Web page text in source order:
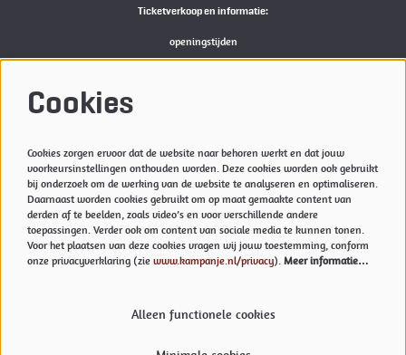
Ticketverkoop en informatie:
openingstijden
Bekijkhierde actuele openingstijden van de Kampanje
Privacyverklaring & Cookies
Techniek
Vacatures
Volg ons
Cookies
Cookies zorgen ervoor dat de website naar behoren werkt en dat jouw
voorkeursinstellingen onthouden worden. Deze cookies worden ook gebruikt
bij onderzoek om de werking van de website te analyseren en optimaliseren.
Daarnaast worden cookies gebruikt om op maat gemaakte content van
derden af te beelden, zoals video’s en voor verschillende andere
toepassingen. Verder ook om content van sociale media te kunnen tonen.
Voor het plaatsen van deze cookies vragen wij jouw toestemming, conform
onze privacyverklaring (zie www.kampanje.nl/privacy). Meer informatie…
Alleen functionele cookies